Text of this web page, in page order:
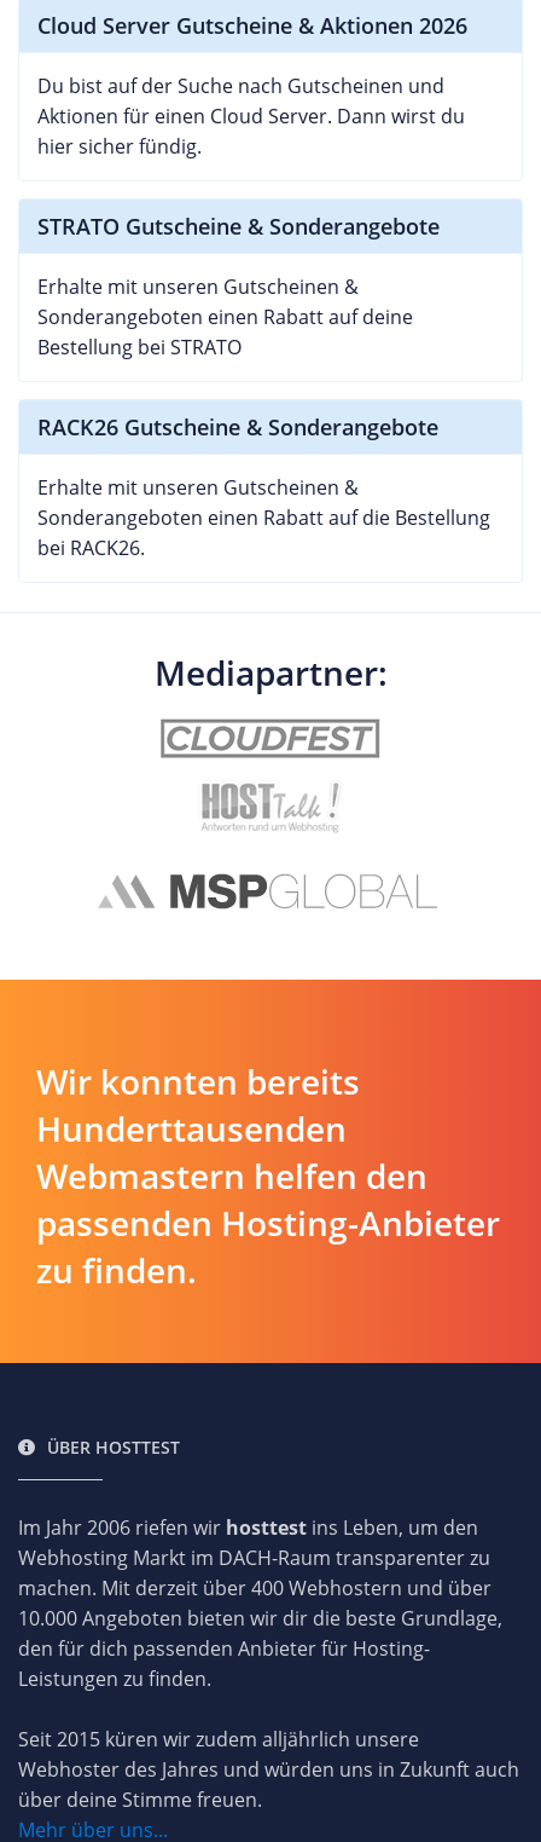
Cloud Server Gutscheine & Aktionen 2026
Du bist auf der Suche nach Gutscheinen und
Aktionen für einen Cloud Server. Dann wirst du
hier sicher fündig.
STRATO Gutscheine & Sonderangebote
Erhalte mit unseren Gutscheinen &
Sonderangeboten einen Rabatt auf deine
Bestellung bei STRATO
RACK26 Gutscheine & Sonderangebote
Erhalte mit unseren Gutscheinen &
Sonderangeboten einen Rabatt auf die Bestellung
bei RACK26.
Mediapartner:
Wir konnten bereits
Hunderttausenden
Webmastern helfen den
passenden Hosting-Anbieter
zu finden.
ÜBER HOSTTEST
Im Jahr 2006 riefen wir hosttest ins Leben, um den
Webhosting Markt im DACH-Raum transparenter zu
machen. Mit derzeit über 400 Webhostern und über
10.000 Angeboten bieten wir dir die beste Grundlage,
den für dich passenden Anbieter für Hosting-
Leistungen zu finden.
Seit 2015 küren wir zudem alljährlich unsere
Webhoster des Jahres und würden uns in Zukunft auch
über deine Stimme freuen.
Mehr über uns...